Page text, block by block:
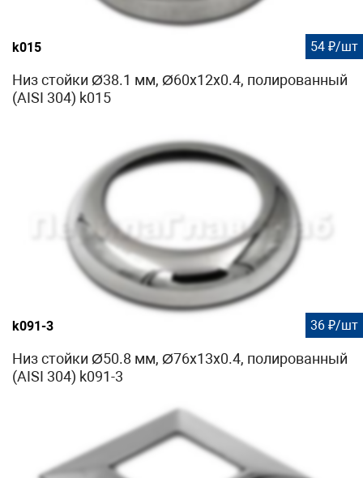
k015 54 ₽/шт
Низ стойки Ø38.1 мм, Ø60х12х0.4, полированный
(AISI 304) k015
k091-3 36 ₽/шт
Низ стойки Ø50.8 мм, Ø76х13х0.4, полированный
(AISI 304) k091-3